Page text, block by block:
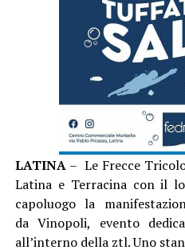
LATINA– Le Frecce
Latina e Terracina con il
capoluogo la
da Vinopoli, evento
all’interno della ztl. Uno